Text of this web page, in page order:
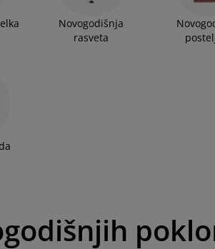
Novogodišnja
rasveta